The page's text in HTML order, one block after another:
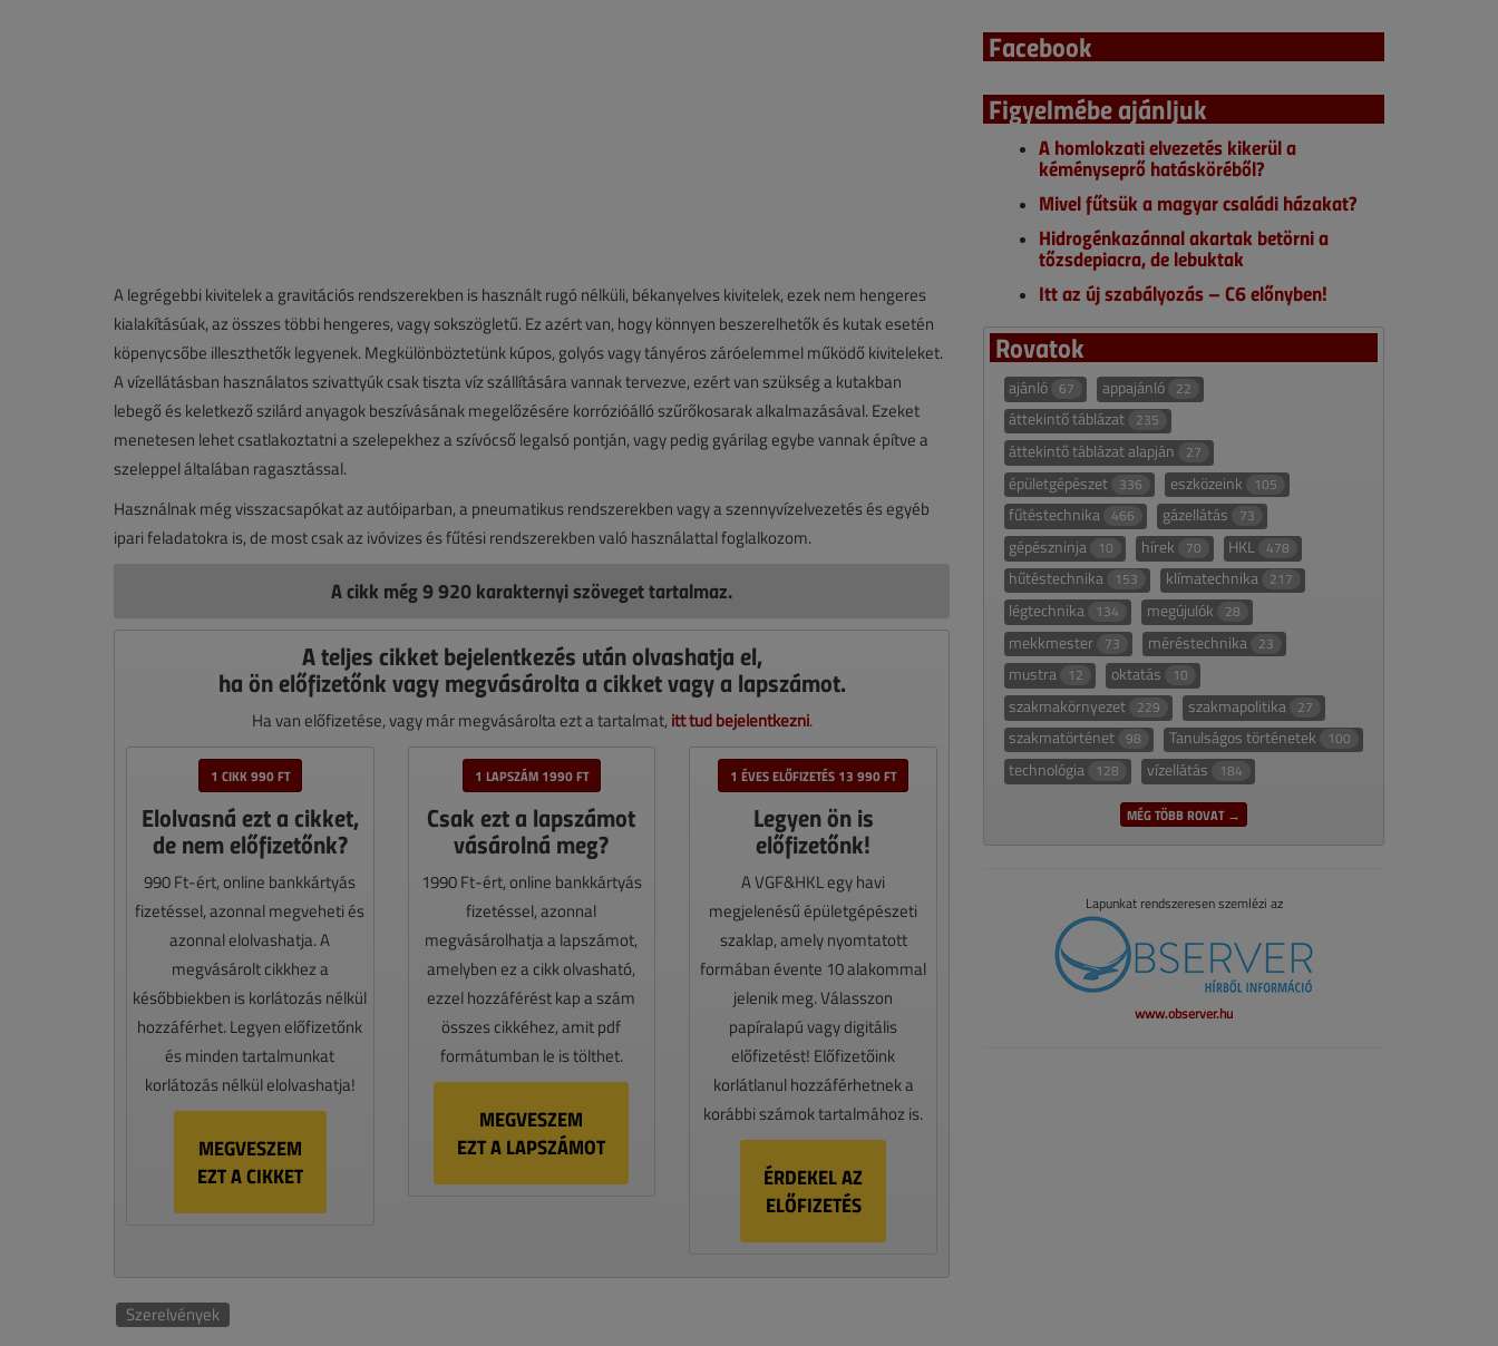
A legrégebbi kivitelek a gravitációs rendszerekben is használt rugó nélküli, békanyelves kivitelek, ezek nem hengeres
kialakításúak, az összes többi hengeres, vagy sokszögletű. Ez azért van, hogy könnyen beszerelhetők és kutak esetén
köpenycsőbe illeszthetők legyenek. Megkülönböztetünk kúpos, golyós vagy tányéros záróelemmel működő kiviteleket.
A vízellátásban használatos szivattyúk csak tiszta víz szállítására vannak tervezve, ezért van szükség a kutakban
lebegő és keletkező szilárd anyagok beszívásának megelőzésére korrózióálló szűrőkosarak alkalmazásával. Ezeket
menetesen lehet csatlakoztatni a szelepekhez a szívócső legalsó pontján, vagy pedig gyárilag egybe vannak építve a
szeleppel általában ragasztással.
Használnak még visszacsapókat az autóiparban, a pneumatikus rendszerekben vagy a szennyvízelvezetés és egyéb
ipari feladatokra is, de most csak az ivóvizes és fűtési rendszerekben való használattal foglalkozom.
A cikk még 9 920 karakternyi szöveget tartalmaz.
A teljes cikket bejelentkezés után olvashatja el,
ha ön előfizetőnk vagy megvásárolta a cikket vagy a lapszámot.
Ha van előfizetése, vagy már megvásárolta ezt a tartalmat, itt tud bejelentkezni.
1 CIKK 990 FT
Elolvasná ezt a cikket,
de nem előfizetőnk?
990 Ft-ért, online bankkártyás
fizetéssel, azonnal megveheti és
azonnal elolvashatja. A
megvásárolt cikkhez a
későbbiekben is korlátozás nélkül
hozzáférhet. Legyen előfizetőnk
és minden tartalmunkat
korlátozás nélkül elolvashatja!
MEGVESZEM
EZT A CIKKET
1 LAPSZÁM 1990 FT
Csak ezt a lapszámot
vásárolná meg?
1990 Ft-ért, online bankkártyás
fizetéssel, azonnal
megvásárolhatja a lapszámot,
amelyben ez a cikk olvasható,
ezzel hozzáférést kap a szám
összes cikkéhez, amit pdf
formátumban le is tölthet.
MEGVESZEM
EZT A LAPSZÁMOT
1 ÉVES ELŐFIZETÉS 13 990 FT
Legyen ön is
előfizetőnk!
A VGF&HKL egy havi
megjelenésű épületgépészeti
szaklap, amely nyomtatott
formában évente 10 alakommal
jelenik meg. Válasszon
papíralapú vagy digitális
előfizetést! Előfizetőink
korlátlanul hozzáférhetnek a
korábbi számok tartalmához is.
ÉRDEKEL AZ
ELŐFIZETÉS
Szerelvények
Facebook
Figyelmébe ajánljuk
A homlokzati elvezetés kikerül a
kéményseprő hatásköréből?
Mivel fűtsük a magyar családi házakat?
Hidrogénkazánnal akartak betörni a
tőzsdepiacra, de lebuktak
Itt az új szabályozás – C6 előnyben!
Rovatok
ajánló 67 appajánló 22
áttekintő táblázat 235
áttekintő táblázat alapján 27
épületgépészet 336 eszközeink 105
fűtéstechnika 466 gázellátás 73
gépészninja 10 hírek 70 HKL 478
hűtéstechnika 153 klímatechnika 217
légtechnika 134 megújulók 28
mekkmester 73 méréstechnika 23
mustra 12 oktatás 10
szakmakörnyezet 229 szakmapolitika 27
szakmatörténet 98 Tanulságos történetek 100
technológia 128 vízellátás 184
MÉG TÖBB ROVAT →
Lapunkat rendszeresen szemlézi az
www.observer.hu